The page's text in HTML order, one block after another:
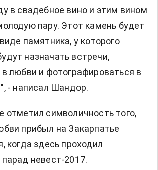
в свадебное вино и этим вином
пару. Этот камень будет
памятника, у которого
назначать встречи,
в любви и фотографироваться в
- написал Шандор.
отметил символичность того,
прибыл на Закарпатье
когда здесь проходил
невест-2017.